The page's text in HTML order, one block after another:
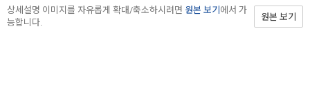
상세설명 이미지를 자유롭게 확대/축소하시려면 원본 보기 에서 가
능합니다.
원본 보기